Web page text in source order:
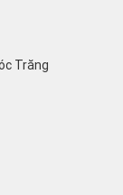
Trăng